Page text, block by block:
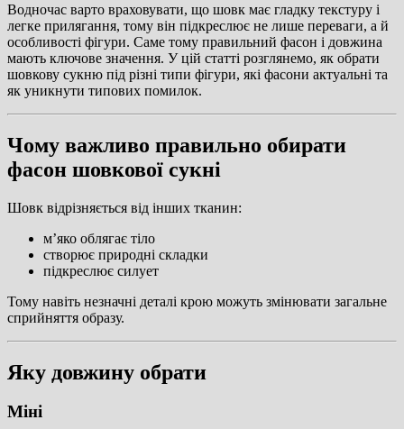
Водночас варто враховувати, що шовк має гладку текстуру і
легке прилягання, тому він підкреслює не лише переваги, а й
особливості фігури. Саме тому правильний фасон і довжина
мають ключове значення. У цій статті розглянемо, як обрати
шовкову сукню під різні типи фігури, які фасони актуальні та
як уникнути типових помилок.
Чому важливо правильно обирати
фасон шовкової сукні
Шовк відрізняється від інших тканин:
м’яко облягає тіло
створює природні складки
підкреслює силует
Тому навіть незначні деталі крою можуть змінювати загальне
сприйняття образу.
Яку довжину обрати
Міні